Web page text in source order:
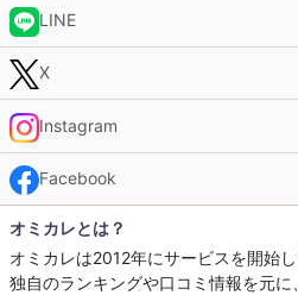
LINE
X
Instagram
Facebook
オミカレとは？
オミカレは2012年にサービスを開始
独自のランキングや口コミ情報を元に